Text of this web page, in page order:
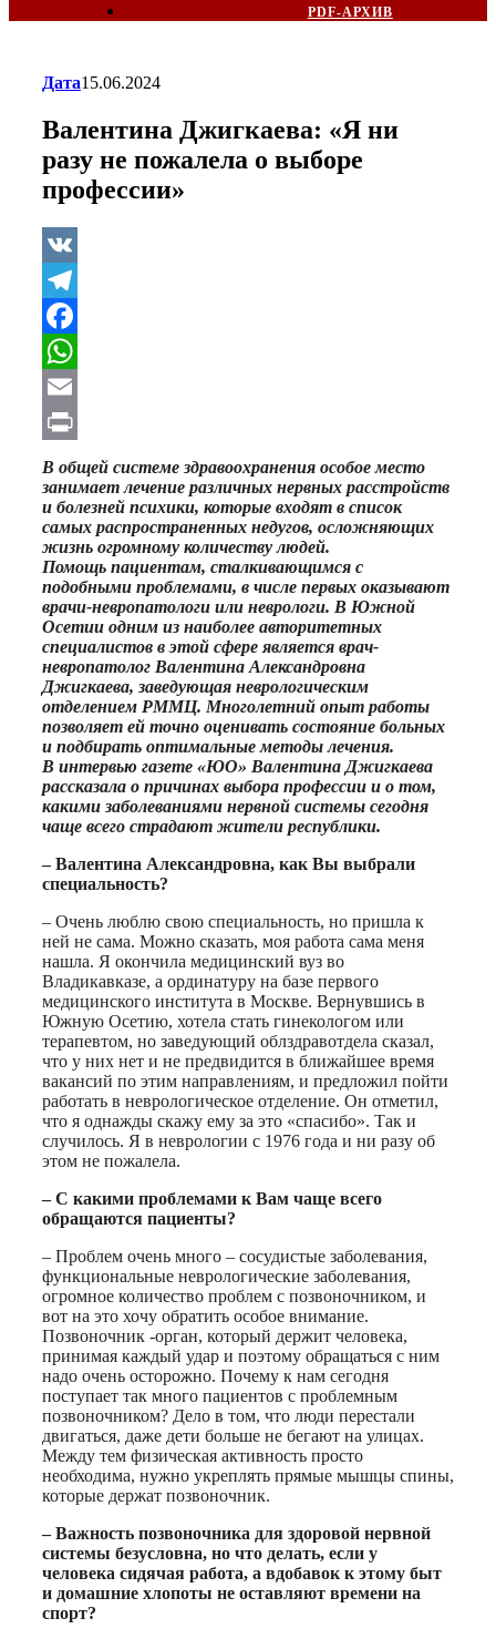
PDF-АРХИВ
Дата15.06.2024
Валентина Джигкаева: «Я ни
разу не пожалела о выборе
профессии»
VK
Telegram
Facebook
WhatsApp
Email
Print
В общей системе здравоохранения особое место
занимает лечение различных нервных расстройств
и болезней психики, которые входят в список
самых распространенных недугов, осложняющих
жизнь огромному количеству людей.
Помощь пациентам, сталкивающимся с
подобными проблемами, в числе первых оказывают
врачи-невропатологи или неврологи. В Южной
Осетии одним из наиболее авторитетных
специалистов в этой сфере является врач-
невропатолог Валентина Александровна
Джигкаева, заведующая неврологическим
отделением РММЦ. Многолетний опыт работы
позволяет ей точно оценивать состояние больных
и подбирать оптимальные методы лечения.
В интервью газете «ЮО» Валентина Джигкаева
рассказала о причинах выбора профессии и о том,
какими заболеваниями нервной системы сегодня
чаще всего страдают жители республики.
– Валентина Александровна, как Вы выбрали
специальность?
– Очень люблю свою специальность, но пришла к
ней не сама. Можно сказать, моя работа сама меня
нашла. Я окончила медицинский вуз во
Владикавказе, а ординатуру на базе первого
медицинского института в Москве. Вернувшись в
Южную Осетию, хотела стать гинекологом или
терапевтом, но заведующий облздравотдела сказал,
что у них нет и не предвидится в ближайшее время
вакансий по этим направлениям, и предложил пойти
работать в неврологическое отделение. Он отметил,
что я однажды скажу ему за это «спасибо». Так и
случилось. Я в неврологии с 1976 года и ни разу об
этом не пожалела.
– С какими проблемами к Вам чаще всего
обращаются пациенты?
– Проблем очень много – сосудистые заболевания,
функциональные неврологические заболевания,
огромное количество проблем с позвоночником, и
вот на это хочу обратить особое внимание.
Позвоночник -орган, который держит человека,
принимая каждый удар и поэтому обращаться с ним
надо очень осторожно. Почему к нам сегодня
поступает так много пациентов с проблемным
позвоночником? Дело в том, что люди перестали
двигаться, даже дети больше не бегают на улицах.
Между тем физическая активность просто
необходима, нужно укреплять прямые мышцы спины,
которые держат позвоночник.
– Важность позвоночника для здоровой нервной
системы безусловна, но что делать, если у
человека сидячая работа, а вдобавок к этому быт
и домашние хлопоты не оставляют времени на
спорт?